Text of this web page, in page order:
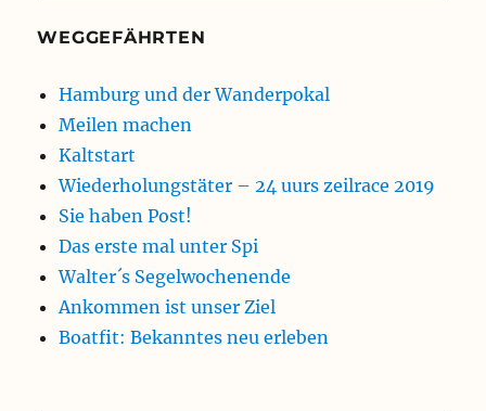
WEGGEFÄHRTEN
Hamburg und der Wanderpokal
Meilen machen
Kaltstart
Wiederholungstäter – 24 uurs zeilrace 2019
Sie haben Post!
Das erste mal unter Spi
Walter´s Segelwochenende
Ankommen ist unser Ziel
Boatfit: Bekanntes neu erleben